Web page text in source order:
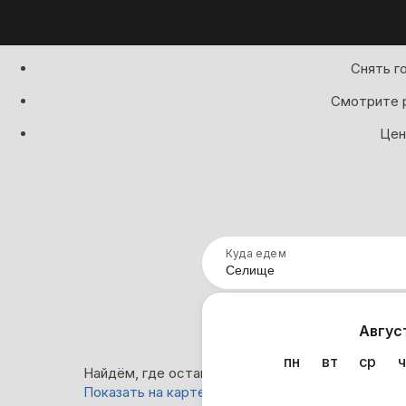
Снять
Смотрите
Куда едем
пн
вт ср
Найдём, где остановиться в Селище: 8 вариантов
Показать на карте